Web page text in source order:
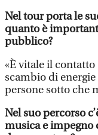
Nel tour porta le
quanto è
pubblico?
«È vitale il
scambio di
persone sotto che
Nel suo percorso
musica e